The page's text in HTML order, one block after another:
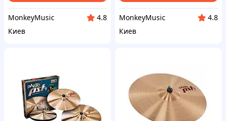
MonkeyMusic
4.8
Киев
MonkeyMusic
4.8
Киев